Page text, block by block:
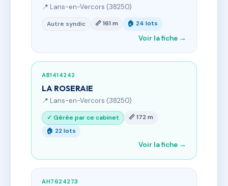
📍 Lans-en-Vercors (38250)
Autre syndic 📏 161 m 🏠 24 lots
Voir la fiche →
AB1414242
LA ROSERAIE
📍 Lans-en-Vercors (38250)
✓ Gérée par ce cabinet
📏 172 m
🏠 22 lots
Voir la fiche →
AH7624273